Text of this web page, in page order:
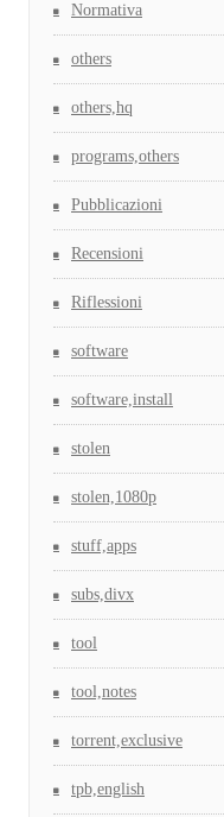
Normativa
others
others,hq
programs,others
Pubblicazioni
Recensioni
Riflessioni
software
software,install
stolen
stolen,1080p
stuff,apps
subs,divx
tool
tool,notes
torrent,exclusive
tpb,english